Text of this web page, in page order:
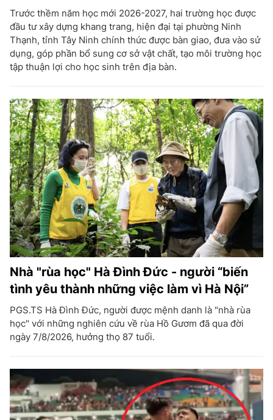
Trước thềm năm học mới 2026-2027, hai trường học được
đầu tư xây dựng khang trang, hiện đại tại phường Ninh
Thạnh, tỉnh Tây Ninh chính thức được bàn giao, đưa vào sử
dụng, góp phần bổ sung cơ sở vật chất, tạo môi trường học
tập thuận lợi cho học sinh trên địa bàn.
Nhà "rùa học" Hà Đình Đức - người “biến
tình yêu thành những việc làm vì Hà Nội”
PGS.TS Hà Đình Đức, người được mệnh danh là "nhà rùa
học" với những nghiên cứu về rùa Hồ Gươm đã qua đời
ngày 7/8/2026, hưởng thọ 87 tuổi.